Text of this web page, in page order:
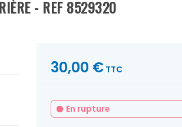
- REF 8529320
30,00 € TTC
En rupture